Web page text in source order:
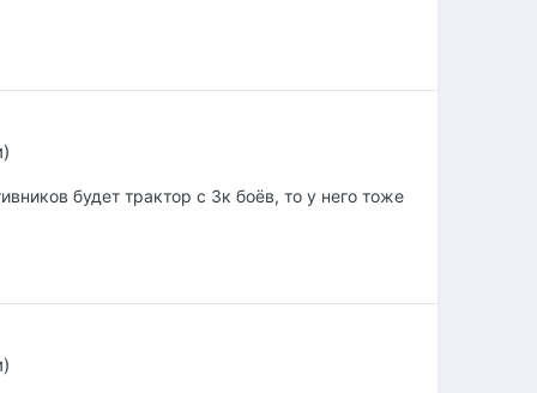
будет трактор с 3к боёв, то у него тоже